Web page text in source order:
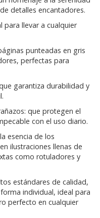
detalles encantadores.
para llevar a cualquier
punteadas en gris
perfectas para
garantiza durabilidad y
que protegen el
con el uso diario.
esencia de los
ilustraciones llenas de
como rotuladores y
estándares de calidad,
individual, ideal para
perfecto en cualquier